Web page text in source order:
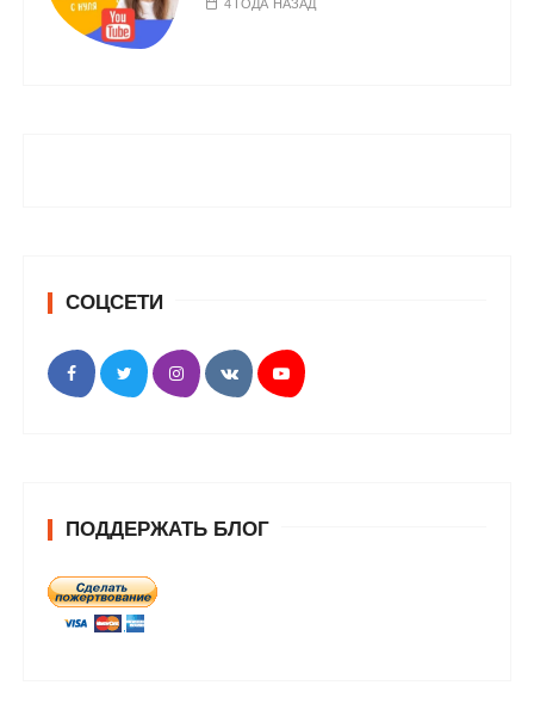
4 ГОДА НАЗАД
СОЦСЕТИ
ПОДДЕРЖАТЬ БЛОГ